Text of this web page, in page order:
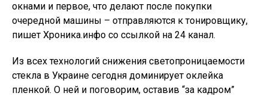
окнами и первое, что делают после покупки
очередной машины – отправляются к тонировщику,
пишет Хроника.инфо со ссылкой на 24 канал.
Из всех технологий снижения светопроницаемости
стекла в Украине сегодня доминирует оклейка
пленкой. О ней и поговорим, оставив “за кадром”